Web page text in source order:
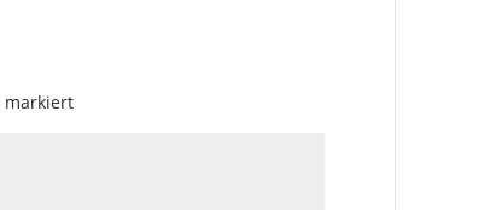
markiert